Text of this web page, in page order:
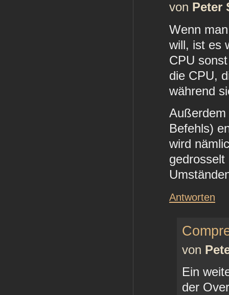
von Peter
Wenn
will, ist es
CPU
die CPU,
während
Außerdem
Befehls)
wird
Antworten
von
Ein
der